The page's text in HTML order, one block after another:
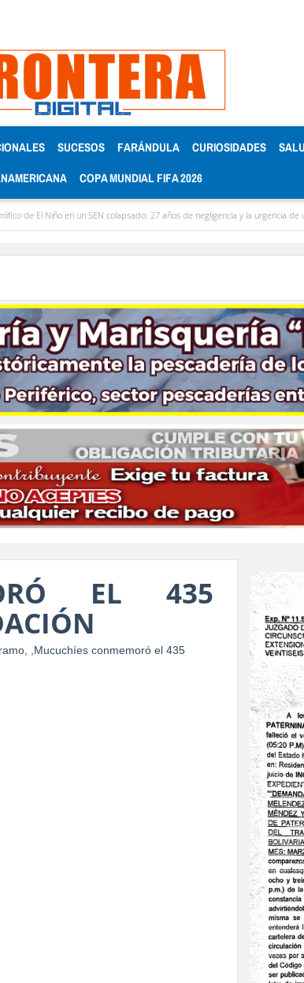
SUCESOS FARÁNDULA CURIOSIDADES
COPA MUNDIAL FIFA 2026
SEN colapsado: 27 años de negligencia y la urgencia de un cambio
EL 435